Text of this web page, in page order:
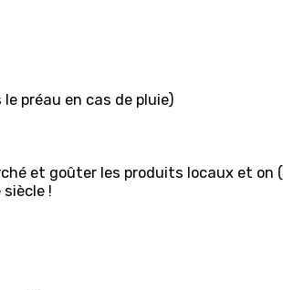
le préau en cas de pluie)
et goûter les produits locaux et on
!